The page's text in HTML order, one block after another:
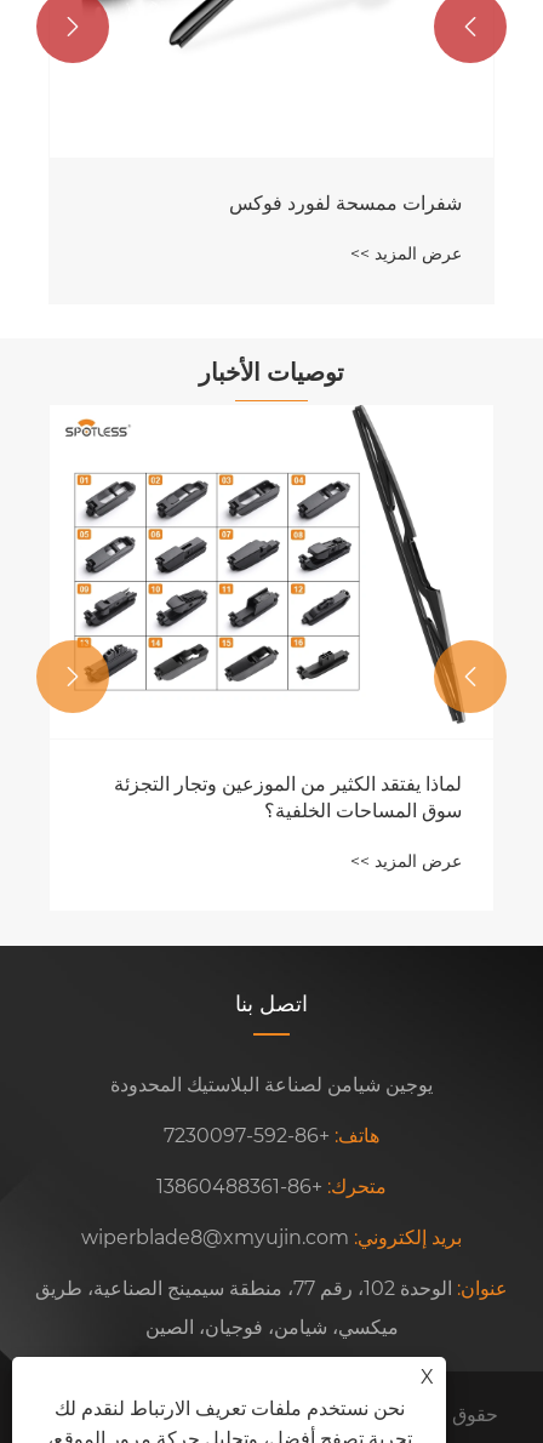
شفرات ممسحة لفورد فوكس
عرض المزيد >>


توصيات الأخبار
لماذا يفتقد الكثير من الموزعين وتجار التجزئة
سوق المساحات الخلفية؟
عرض المزيد >>


اتصل بنا
يوجين شيامن لصناعة البلاستيك المحدودة
هاتف: +86-592-7230097
متحرك: +86-13860488361
بريد إلكتروني: wiperblade8@xmyujin.com
عنوان:
الوحدة 102، رقم 77، منطقة سيمينج الصناعية، طريق
ميكسي، شيامن، فوجيان، الصين
حقوق الطبع والنشر © 2024 شركة يوجين شيامن لصناعة
X
نحن نستخدم ملفات تعريف الارتباط لنقدم لك